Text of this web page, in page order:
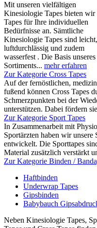
Mit unseren vielfältigen
Kinesiologie Tapes bieten wir
Tapes für Ihre individuellen
Bedürfnisse an. Sämtliche
Kinesiologie Tapes sind leicht,
luftdurchlässig und zudem
wasserfest . Die Basis unseres
Sortiments... mehr erfahren
Zur Kategorie Cross Tapes
Auf der fernöstlichen,
fußend können Cross Tapes
Schmerzpunkten bei der
unterstützen. Dabei fördern
Zur Kategorie Sport Tapes
In Zusammenarbeit mit
Sportärzten haben wir unsere
entwickelt. Die Sporttapes
Material zusätzlich verstärkt
Zur Kategorie Binden /
Haftbinden
Underwrap Tapes
Gipsbinden
Babybauch
Neben Kinesiologie Tapes,